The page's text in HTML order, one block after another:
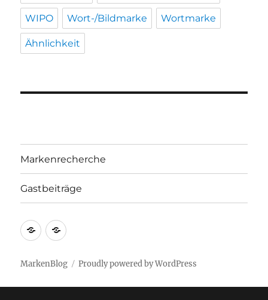
WIPO Wort-/Bildmarke Wortmarke
Ähnlichkeit
Markenrecherche
Gastbeiträge
Markenrecherche
Gastbeiträge
MarkenBlog Proudly powered by WordPress